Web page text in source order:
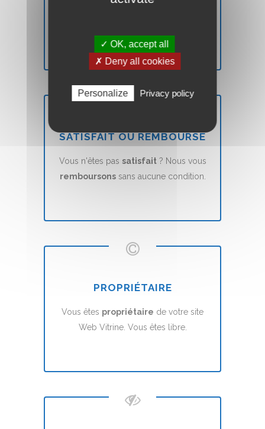
SATISFAIT OU REMBOURSÉ
Vous n'êtes pas satisfait? Nous vous
remboursonssans aucune condition.
PROPRIÉTAIRE
Vous êtes propriétaire de votre site
Web Vitrine. Vous êtes libre.
✓ OK, accept all
✗ Deny all cookies
Personalize Privacy policy